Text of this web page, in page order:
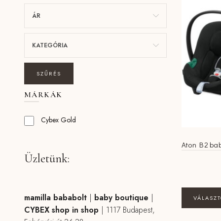
Aton B2
ÁR
KATEGÓRIA
SZŰRÉS
MÁRKÁK
Cybex Gold
Üzletünk:
mamilla bababolt| baby boutique |
CYBEX shop in shop | 1117 Budapest,